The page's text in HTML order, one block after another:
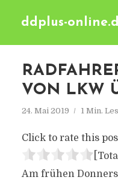
ddplus-
VON LKW
24. Mai 2019 1 Min.
Click to rate this
Am frühen